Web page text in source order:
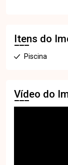
Itens do
Piscina
Vídeo do